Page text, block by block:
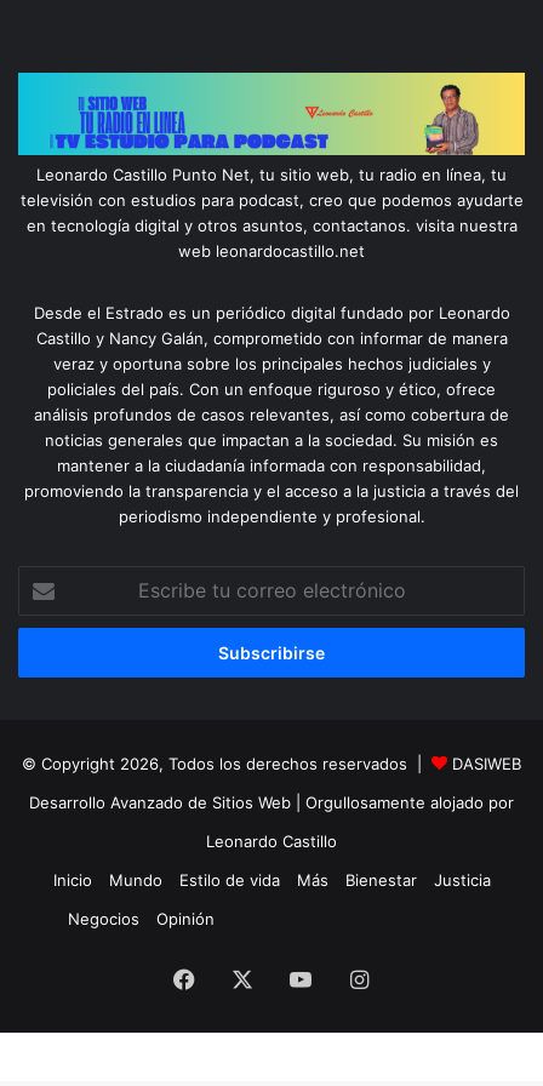
Leonardo Castillo Punto Net, tu sitio web, tu radio en línea, tu
televisión con estudios para podcast, creo que podemos ayudarte
en tecnología digital y otros asuntos, contactanos. visita nuestra
web leonardocastillo.net
Desde el Estrado es un periódico digital fundado por Leonardo
Castillo y Nancy Galán, comprometido con informar de manera
veraz y oportuna sobre los principales hechos judiciales y
policiales del país. Con un enfoque riguroso y ético, ofrece
análisis profundos de casos relevantes, así como cobertura de
noticias generales que impactan a la sociedad. Su misión es
mantener a la ciudadanía informada con responsabilidad,
promoviendo la transparencia y el acceso a la justicia a través del
periodismo independiente y profesional.
correo
© Copyright 2026, Todos los derechos reservados |
DASIWEB
Desarrollo Avanzado de Sitios Web | Orgullosamente alojado por
Leonardo Castillo
Inicio
Mundo Estilo de vida Más Bienestar
Justicia
Negocios
Opinión
Facebook YouTubeInstagram